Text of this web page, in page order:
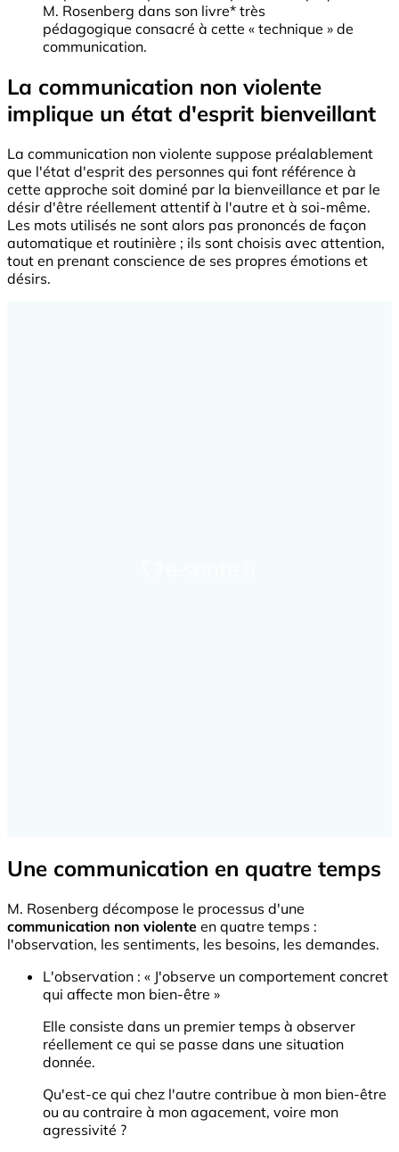
M. Rosenberg dans son livre* très
pédagogique consacré à cette « technique » de
communication.
La communication non violente
implique un état d'esprit bienveillant
La communication non violente suppose préalablement
que l'état d'esprit des personnes qui font référence à
cette approche soit dominé par la bienveillance et par le
désir d'être réellement attentif à l'autre et à soi-même.
Les mots utilisés ne sont alors pas prononcés de façon
automatique et routinière ; ils sont choisis avec attention,
tout en prenant conscience de ses propres émotions et
désirs.
Une communication en quatre temps
M. Rosenberg décompose le processus d'une
communication non violente en quatre temps :
l'observation, les sentiments, les besoins, les demandes.
L'observation : « J'observe un comportement concret
qui affecte mon bien-être »
Elle consiste dans un premier temps à observer
réellement ce qui se passe dans une situation
donnée.
Qu'est-ce qui chez l'autre contribue à mon bien-être
ou au contraire à mon agacement, voire mon
agressivité ?